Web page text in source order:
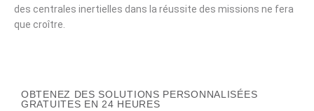
des centrales inertielles dans la réussite des missions ne fera
que croître.
OBTENEZ DES SOLUTIONS PERSONNALISÉES
GRATUITES EN 24 HEURES